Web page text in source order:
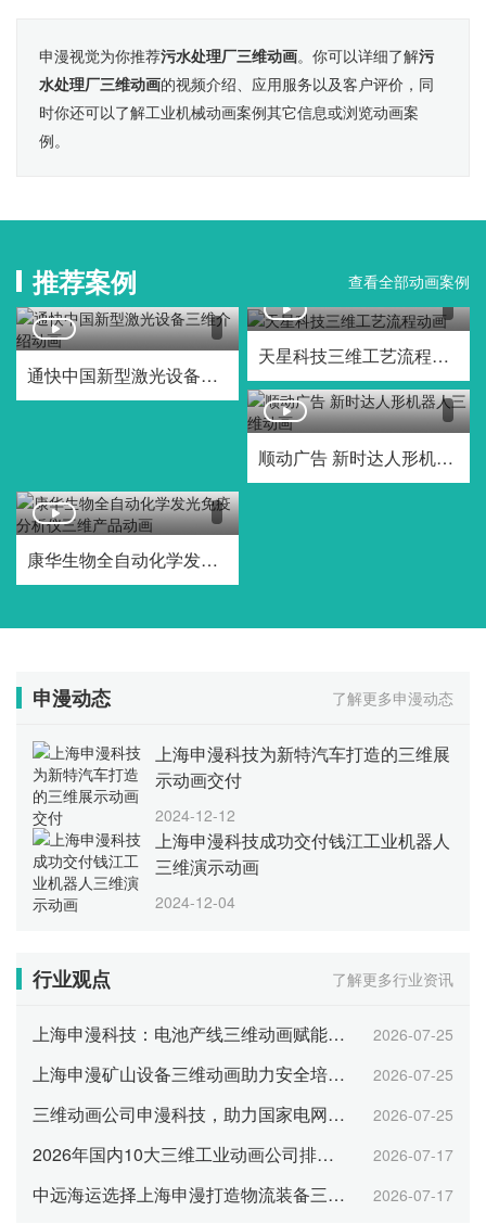
申漫视觉为你推荐污水处理厂三维动画。你可以详细了解污
水处理厂三维动画的视频介绍、应用服务以及客户评价，同
时你还可以了解工业机械动画案例其它信息或浏览动画案
例。
推荐案例 查看全部动画案例
通快中国新型激光设备三维介绍动画
天星科技三维工艺流程动画
顺动广告 新时达人形机器人三维动画
康华生物全自动化学发光免疫分析仪三维产品动画
申漫动态 了解更多申漫动态
上海申漫科技为新特汽车打造的三维展
示动画交付
2024-12-12
上海申漫科技成功交付钱江工业机器人
三维演示动画
2024-12-04
行业观点 了解更多行业资讯
上海申漫科技：电池产线三维动画赋能产业招商 2026-07-25
上海申漫矿山设备三维动画助力安全培训与智能展示 2026-07-25
三维动画公司申漫科技，助力国家电网数字化运维可视化 2026-07-25
2026年国内10大三维工业动画公司排名 综合实力TOP10 2026-07-17
中远海运选择上海申漫打造物流装备三维工业动画 2026-07-17